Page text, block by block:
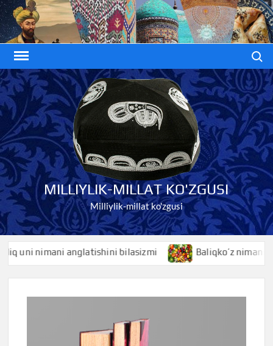
Skip
to
content
MILLIYLIK-MILLAT KO'ZGUSI
Milliylik-millat ko'zgusi
nimani anglatishini bilasizmi Baliqko’z nimani